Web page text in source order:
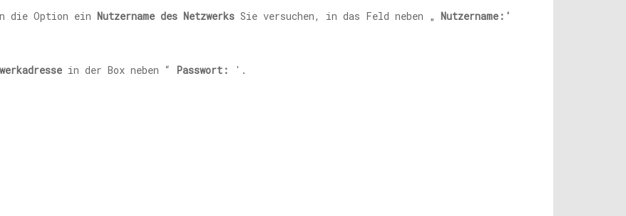
die Option ein Nutzername des Netzwerks Sie versuchen, in das Feld neben „ Nutzername:'
in der Box neben “ Passwort: '.